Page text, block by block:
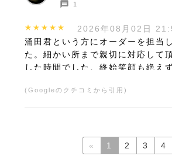
1
★★★★★
2026年08月02日
涌田君という方にオーダーを担当
た。細かい所まで親切に対応して
した時間でした、終始笑顔も絶え
す。
(Googleのクチコミから引用)
« 1 2 3 4